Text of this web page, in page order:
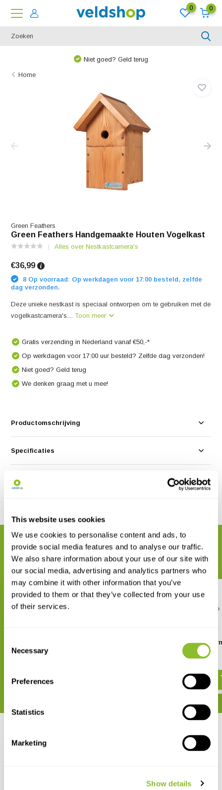
This website uses cookies
We use cookies to personalise content and ads, to
provide social media features and to analyse our traffic.
We also share information about your use of our site with
our social media, advertising and analytics partners who
may combine it with other information that you’ve
provided to them or that they’ve collected from your use
of their services.
Selection
Necessary
Preferences
Statistics
Marketing
Show details
0 0
Niet goed? Geld terug
Home
Green Feathers
Green Feathers Handgemaakte Houten Vogelkast
Alles over Nestkastcamera's
€36,99
8 Op voorraad: Op werkdagen voor 17:00 besteld, zelfde
dag verzonden.
Deze unieke nestkast is speciaal ontworpen om te gebruiken met de
vogelkastcamera's....Toon meer
Gratis verzending in Nederland vanaf €50,-*
Op werkdagen voor 17:00 uur besteld? Zelfde dag verzonden!
Niet goed? Geld terug
We denken graag met u mee!
Productomschrijving
Specificaties
Reviews
GERELATEERDE PRODUCTEN
Maak uw bestelling compleet
Bullet Wildlife Camera
Green Feathers
voor vogelkasten